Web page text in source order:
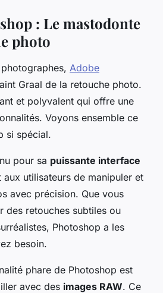
: Le mastodonte
photo
Adobe
Graal de la retouche photo.
et polyvalent qui offre une
Voyons ensemble ce
si spécial.
pour sa puissante interface
utilisateurs de manipuler et
avec précision. Que vous
des retouches subtiles ou
Photoshop a les
besoin.
phare de Photoshop est
avec des images RAW. Ce